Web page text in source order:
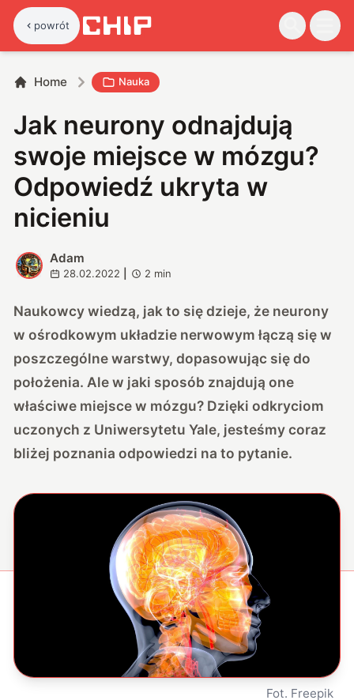
powrót
Home Nauka
Jak neurony odnajdują
swoje miejsce w mózgu?
Odpowiedź ukryta w
nicieniu
A
Adam
28.02.2022 2 min
Naukowcy wiedzą, jak to się dzieje, że neurony
w ośrodkowym układzie nerwowym łączą się w
poszczególne warstwy, dopasowując się do
położenia. Ale w jaki sposób znajdują one
właściwe miejsce w mózgu? Dzięki odkryciom
uczonych z Uniwersytetu Yale, jesteśmy coraz
bliżej poznania odpowiedzi na to pytanie.
Fot. Freepik